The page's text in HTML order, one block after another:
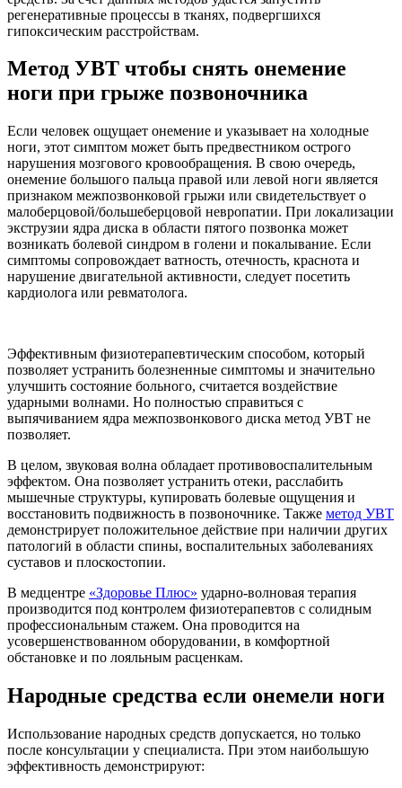
регенеративные процессы в тканях, подвергшихся
гипоксическим расстройствам.
Метод УВТ чтобы снять онемение
ноги при грыже позвоночника
Если человек ощущает онемение и указывает на холодные
ноги, этот симптом может быть предвестником острого
нарушения мозгового кровообращения. В свою очередь,
онемение большого пальца правой или левой ноги является
признаком межпозвонковой грыжи или свидетельствует о
малоберцовой/большеберцовой невропатии. При локализации
экструзии ядра диска в области пятого позвонка может
возникать болевой синдром в голени и покалывание. Если
симптомы сопровождает ватность, отечность, краснота и
нарушение двигательной активности, следует посетить
кардиолога или ревматолога.
Эффективным физиотерапевтическим способом, который
позволяет устранить болезненные симптомы и значительно
улучшить состояние больного, считается воздействие
ударными волнами. Но полностью справиться с
выпячиванием ядра межпозвонкового диска метод УВТ не
позволяет.
В целом, звуковая волна обладает противовоспалительным
эффектом. Она позволяет устранить отеки, расслабить
мышечные структуры, купировать болевые ощущения и
восстановить подвижность в позвоночнике. Также метод УВТ
демонстрирует положительное действие при наличии других
патологий в области спины, воспалительных заболеваниях
суставов и плоскостопии.
В медцентре «Здоровье Плюс» ударно-волновая терапия
производится под контролем физиотерапевтов с солидным
профессиональным стажем. Она проводится на
усовершенствованном оборудовании, в комфортной
обстановке и по лояльным расценкам.
Народные средства если онемели ноги
Использование народных средств допускается, но только
после консультации у специалиста. При этом наибольшую
эффективность демонстрируют: